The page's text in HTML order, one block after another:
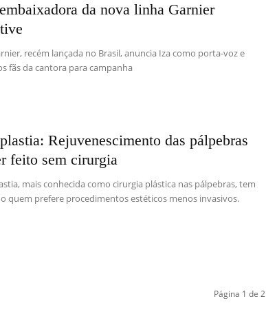
da nova linha Garnier
recém lançada no Brasil, anuncia Iza como porta-voz e
fãs da cantora para campanha
Rejuvenescimento das pálpebras
feito sem cirurgia
mais conhecida como cirurgia plástica nas pálpebras, tem
quem prefere procedimentos estéticos menos invasivos.
Página 1 de 2